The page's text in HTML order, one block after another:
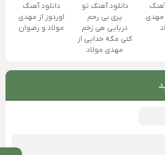
مهدی
دانلود آهنگ تو
پری بی رحم
دریایی هی زخم
کتی مگه خدایی از
مهدی مولاد
دانلود آهنگ
اوردوز از مهدی
مولاد و رضوان